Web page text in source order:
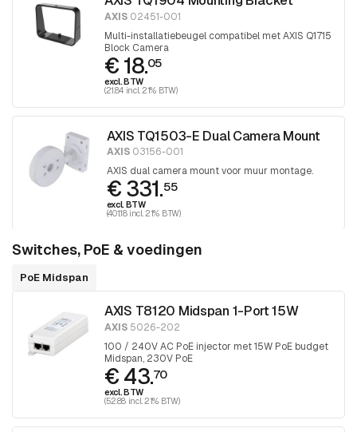
AXIS 02451-001
Multi-installatiebeugel compatibel met AXIS Q1715
Block Camera
€ 18.05
excl. BTW
(21.84 incl. 21% BTW)
AXIS TQ1503-E Dual Camera Mount
AXIS03156-001
AXIS dual camera mount voor muur montage.
€ 331.55
excl. BTW
(401.18 incl. 21% BTW)
Switches, PoE & voedingen
PoE Midspan
AXIS T8120 Midspan 1-Port 15W
AXIS 5026-202
100 / 240V AC PoE injector met 15W PoE budget
Midspan, 230V PoE
€ 43.70
excl. BTW
(52.88 incl. 21% BTW)